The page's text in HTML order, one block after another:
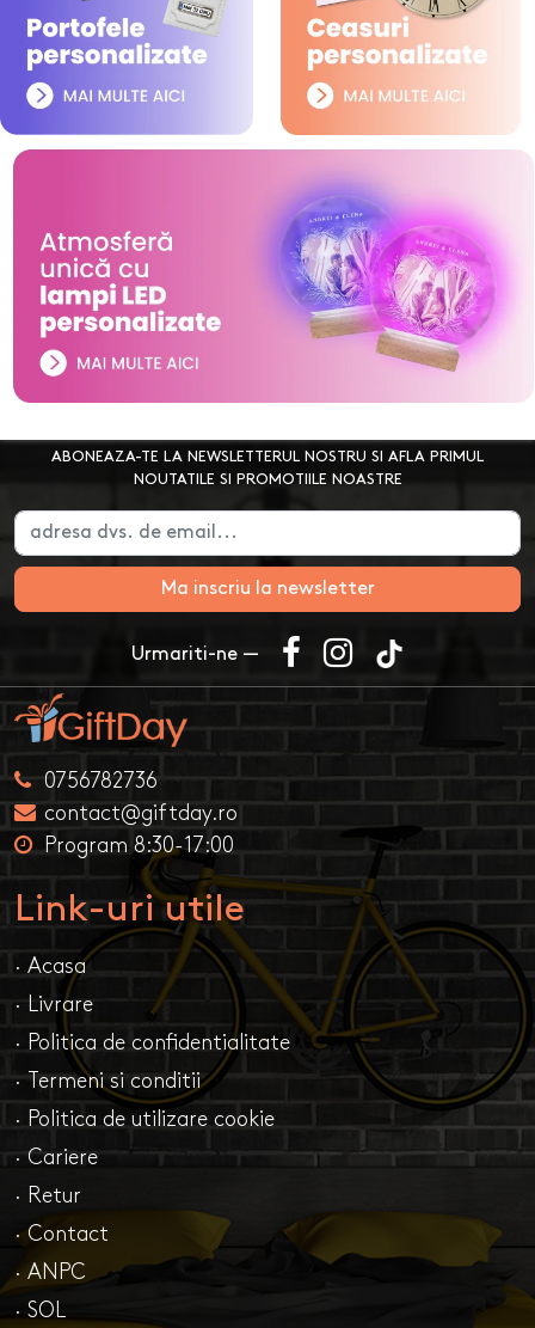
ABONEAZA-TE LA NEWSLETTERUL NOSTRU SI AFLA PRIMUL
NOUTATILE SI PROMOTIILE NOASTRE
Ma inscriu la newsletter
Urmariti-ne —
0756782736
contact@giftday.ro
Program 8:30-17:00
Link-uri utile
· Acasa
· Livrare
· Politica de confidentialitate
· Termeni si conditii
· Politica de utilizare cookie
· Cariere
· Retur
· Contact
· ANPC
· SOL